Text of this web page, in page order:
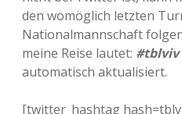
den womöglich letzten
Nationalmannschaft
meine Reise lautet: #tblviv
automatisch aktualisiert.
[twitter_hashtag